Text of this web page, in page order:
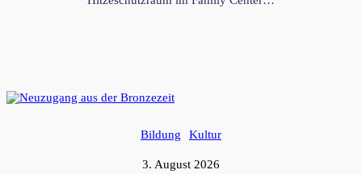
Bildung Kultur
3. August 2026